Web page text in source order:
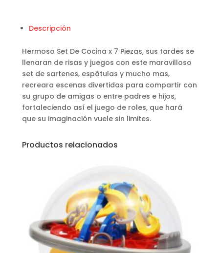
Descripción
Hermoso Set De Cocina x 7 Piezas, sus tardes se
llenaran de risas y juegos con este maravilloso
set de sartenes, espátulas y mucho mas,
recreara escenas divertidas para compartir con
su grupo de amigas o entre padres e hijos,
fortaleciendo así el juego de roles, que hará
que su imaginación vuele sin limites.
Productos relacionados